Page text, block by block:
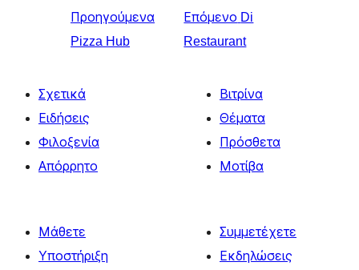
Προηγούμενα
Pizza Hub
Επόμενο Di
Restaurant
Σχετικά
Ειδήσεις
Φιλοξενία
Απόρρητο
Βιτρίνα
Θέματα
Πρόσθετα
Μοτίβα
Μάθετε
Υποστήριξη
Συμμετέχετε
Εκδηλώσεις